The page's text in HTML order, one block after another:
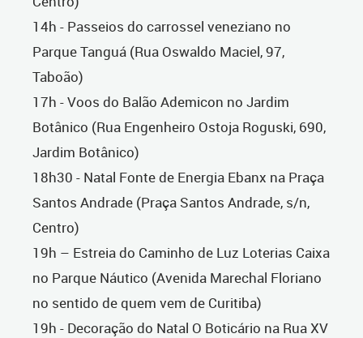
14h - Passeios do carrossel veneziano no
Parque Tanguá (Rua Oswaldo Maciel, 97,
Taboão)
17h - Voos do Balão Ademicon no Jardim
Botânico (Rua Engenheiro Ostoja Roguski, 690,
Jardim Botânico)
18h30 - Natal Fonte de Energia Ebanx na Praça
Santos Andrade (Praça Santos Andrade, s/n,
Centro)
19h – Estreia do Caminho de Luz Loterias Caixa
no Parque Náutico (Avenida Marechal Floriano
no sentido de quem vem de Curitiba)
19h - Decoração do Natal O Boticário na Rua XV